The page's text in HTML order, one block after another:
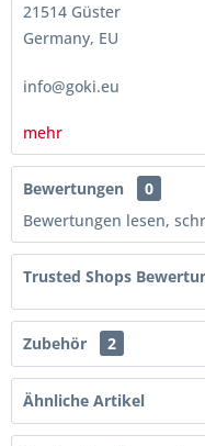
21514 Güster
Germany, EU
info@goki.eu
mehr
Bewertungen
0
Bewertungen lesen,
Trusted Shops
Zubehör 2
Ähnliche Artikel